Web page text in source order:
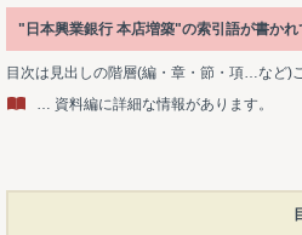
"日本興業銀行 本店増築"の索引語が書かれ
目次は見出しの階層(編・章・節・項…など)
… 資料編に詳細な情報があります。